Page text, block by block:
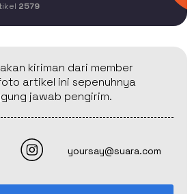
2579
kiriman dari member
artikel ini sepenuhnya
jawab pengirim.
yoursay@suara.com